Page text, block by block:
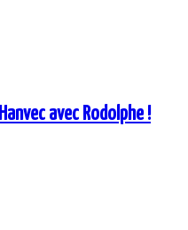
avec Rodolphe !